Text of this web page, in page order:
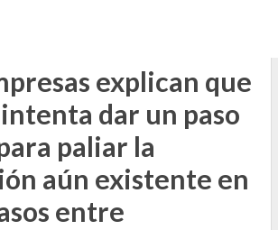
explican que
dar un paso
paliar la
aún existente en
entre